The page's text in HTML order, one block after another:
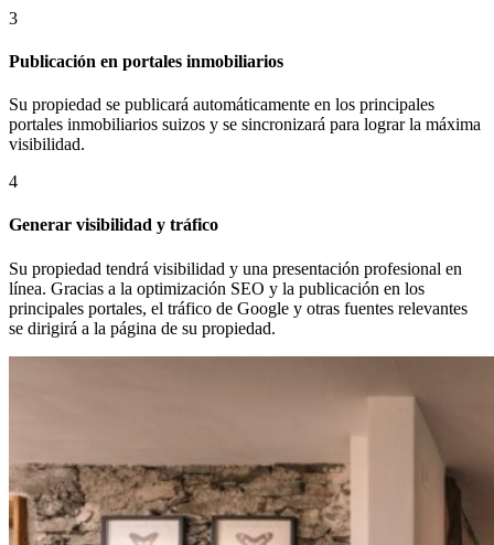
3
Publicación en portales inmobiliarios
Su propiedad se publicará automáticamente en los principales
portales inmobiliarios suizos y se sincronizará para lograr la máxima
visibilidad.
4
Generar visibilidad y tráfico
Su propiedad tendrá visibilidad y una presentación profesional en
línea. Gracias a la optimización SEO y la publicación en los
principales portales, el tráfico de Google y otras fuentes relevantes
se dirigirá a la página de su propiedad.